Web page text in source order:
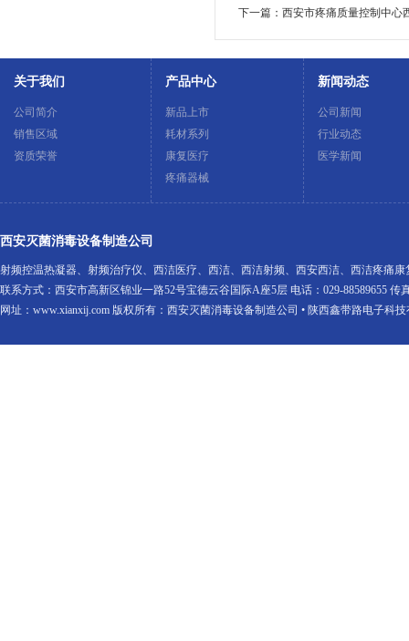
下一篇：西安市疼痛质量控制中心
关于我们
公司简介
销售区域
资质荣誉
产品中心
新品上市
耗材系列
康复医疗
疼痛器械
新闻动态
公司新闻
行业动态
医学新闻
西安灭菌消毒设备制造公司
射频控温热凝器、 射频治疗仪、 西洁医疗、 西洁、 西洁射频、 西安西洁、 西洁疼痛康
联系方式：西安市高新区锦业一路52号宝德云谷国际A座5层 电话：029-88589655 传
网址： www.xianxij.com 版权所有：西安灭菌消毒设备制造公司 • 陕西鑫带路电子科